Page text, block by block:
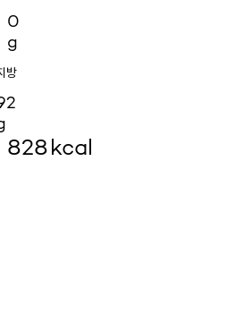
0
g
방
828kcal